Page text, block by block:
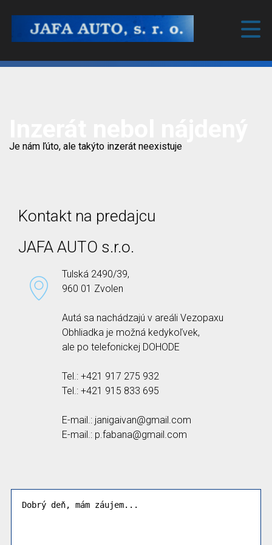
Je nám ľúto, ale takýto inzerát neexistuje
Kontakt na predajcu
JAFA AUTO s.r.o.
Tulská 2490/39,
960 01 Zvolen
Autá sa nachádzajú v areáli Vezopaxu
Obhliadka je možná kedykoľvek,
ale po telefonickej DOHODE
Tel.: +421 917 275 932
Tel.: +421 915 833 695
E-mail.: janigaivan@gmail.com
E-mail.: p.fabana@gmail.com